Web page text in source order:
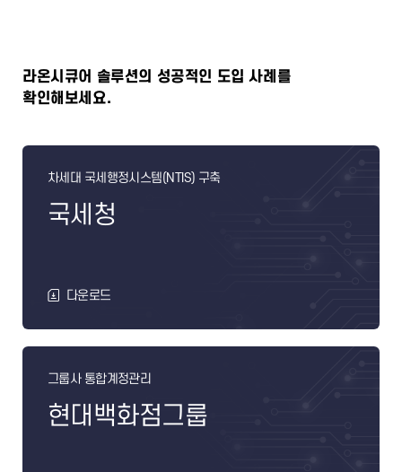
라온시큐어 솔루션의 성공적인 도입 사례를
확인해보세요.
차세대 국세행정시스템(NTIS) 구축
국세청
다운로드
그룹사 통합계정관리
현대백화점그룹